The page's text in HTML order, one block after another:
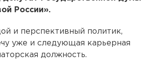
России».
и перспективный политик,
уже и следующая карьерная
должность.